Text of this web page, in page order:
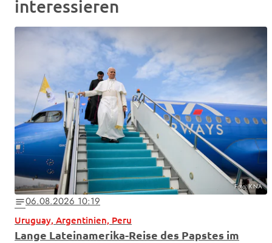
interessieren
Foto: KNA
notes06.08.2026 10:19
Uruguay, Argentinien, Peru
Lange Lateinamerika-Reise des Papstes im